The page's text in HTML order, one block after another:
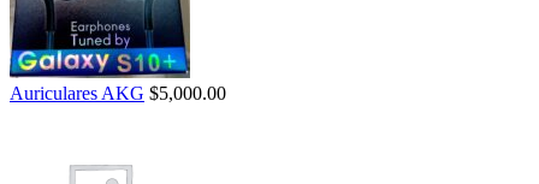
Auriculares AKG $5,000.00